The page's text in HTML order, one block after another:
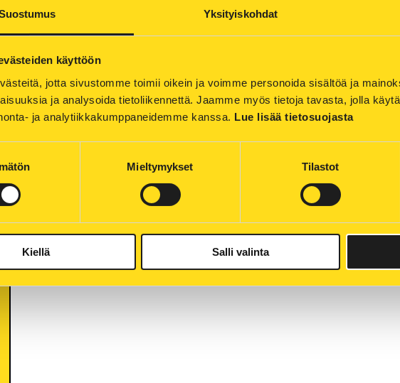
Yksityiskohdat
käyttöön
jotta sivustomme toimii oikein ja voimme personoida sisältöä ja
ja analysoida tietoliikennettä. Jaamme myös tietoja tavasta, jolla
ja analytiikkakumppaneidemme kanssa. Lue lisää tietosuojasta
Mieltymykset Tilastot
Kiellä Salli valinta
Joudumme tyhjentämään Haapaniemen voimalaitoksen
takuukorjausta varten. Tyhjennyksen yhteydessä
Kaukolämpövesi ei ole terveydelle haitallista, mutta sisältää
värjätään vihreäksi, jotta mahdolliset putki ja siirrinlaitteen
käytetään pyraniinia, jota hyödynnetään esimerkiksi myös
harmitonta. Tämä väriaine voi näkyä nyt vesistöön päästessään
vetenä.
Pahoittelemme tilannetta.
« Takaisin etusivulle